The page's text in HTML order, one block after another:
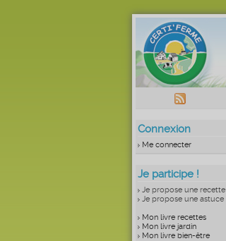
Connexion
Me connecter
Je participe !
Je propose une recette
Je propose une astuce
Mon livre recettes
Mon livre jardin
Mon livre bien-être